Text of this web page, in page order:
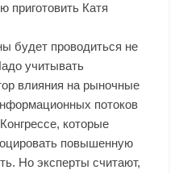
приготовить Катя
будет проводиться не
учитывать
влияния на рыночные
потоков
которые
повышенную
Но эксперты считают,